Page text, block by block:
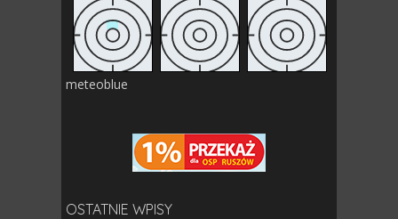
meteoblue
OSTATNIE WPISY